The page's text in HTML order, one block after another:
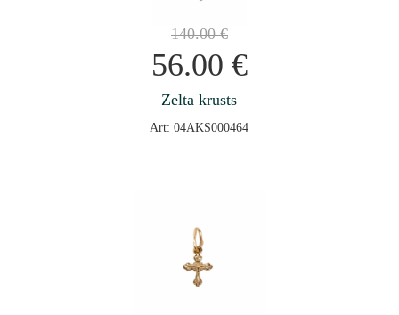
140.00€
56.00 €
Zelta krusts
Art: 04AKS000464